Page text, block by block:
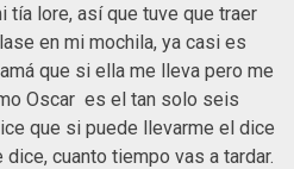
tía lore, así que tuve que traer
en mi mochila, ya casi es
que si ella me lleva pero me
Oscar es el tan solo seis
que si puede llevarme el dice
cuanto tiempo vas a tardar.